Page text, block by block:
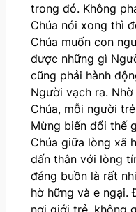
trong đó. Không
Chúa nói xong thì
Chúa muốn con
được những gì
cũng phải hành
Người vạch ra.
Chúa, mỗi người
Mừng biến đổi thế
Chúa giữa lòng xã
dấn thân với lòng
đáng buồn là rất
hờ hững và e ngại.